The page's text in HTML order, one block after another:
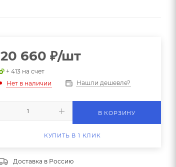
20 660 ₽/шт
+ 413 на счет
Нет в наличии
Нашли дешевле?
В КОРЗИНУ
КУПИТЬ В 1 КЛИК
Доставка в Россию